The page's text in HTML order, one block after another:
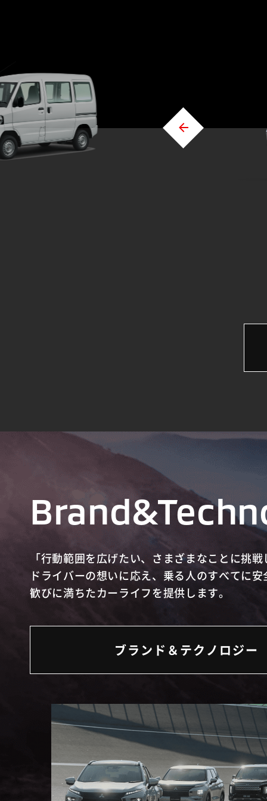
Brand&
「行動範囲を広げたい、さまざまなことに挑
ドライバーの想いに応え、乗る人のすべてに安
歓びに満ちたカーライフを提供します。
ブランド＆テクノロジー